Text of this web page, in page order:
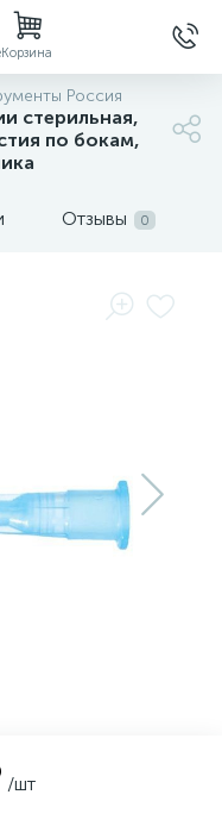
Корзина
Россия
стерильная,
по бокам,
Отзывы 0
/шт